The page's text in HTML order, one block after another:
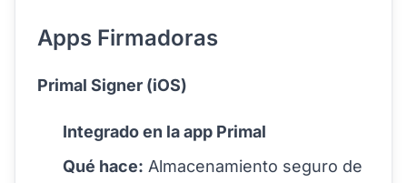
Apps Firmadoras
Primal Signer (iOS)
Integrado en la app Primal
Qué hace: Almacenamiento seguro de